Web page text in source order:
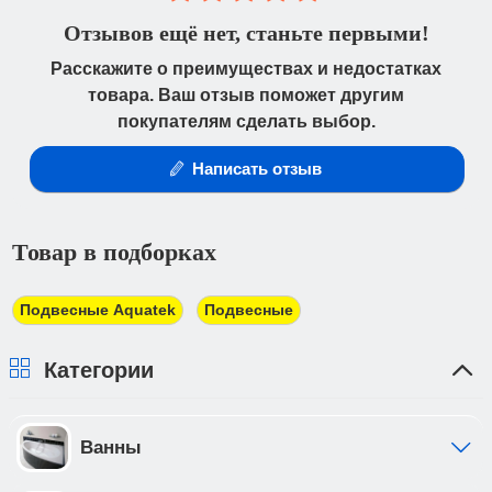
Отзывов ещё нет, станьте первыми!
Расскажите о преимуществах и недостатках
товара. Ваш отзыв поможет другим
покупателям сделать выбор.
Написать отзыв
Товар в подборках
Подвесные Aquatek Подвесные
Категории
Ванны